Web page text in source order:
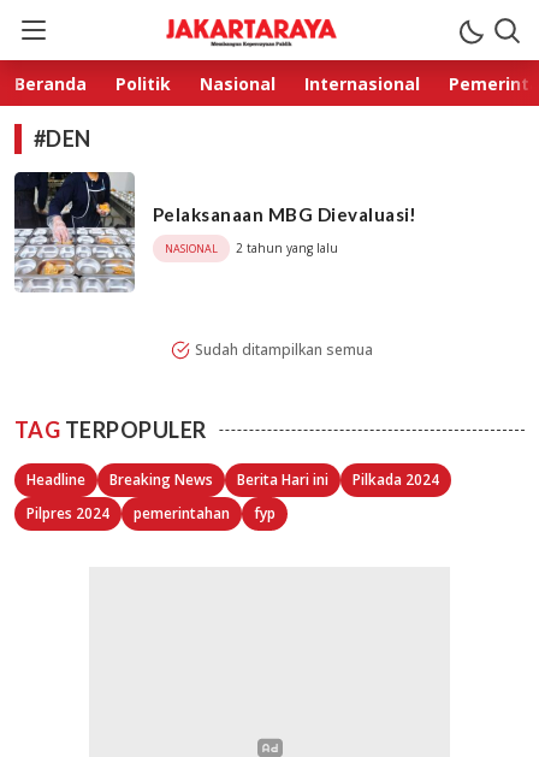
Jakarta Raya
Membangun Kepercayaan Publik
Beranda Politik Nasional Internasional
#DEN
Pelaksanaan MBG Dievaluasi!
NASIONAL 2 tahun yang lalu
Sudah ditampilkan semua
TAG TERPOPULER
Headline Breaking News Berita Hari ini
Pilkada 2024
Pilpres 2024
pemerintahan fyp